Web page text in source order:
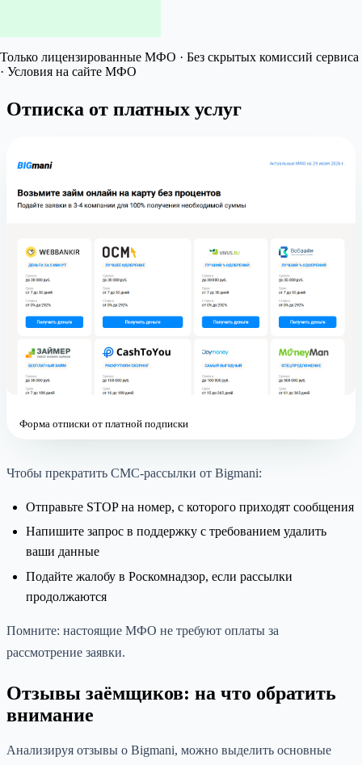
Только лицензированные МФО · Без скрытых комиссий сервиса
· Условия на сайте МФО
Отписка от платных услуг
Форма отписки от платной подписки
Чтобы прекратить СМС-рассылки от Bigmani:
Отправьте STOP на номер, с которого приходят сообщения
Напишите запрос в поддержку с требованием удалить
ваши данные
Подайте жалобу в Роскомнадзор, если рассылки
продолжаются
Помните: настоящие МФО не требуют оплаты за
рассмотрение заявки.
Отзывы заёмщиков: на что обратить
внимание
Анализируя отзывы о Bigmani, можно выделить основные